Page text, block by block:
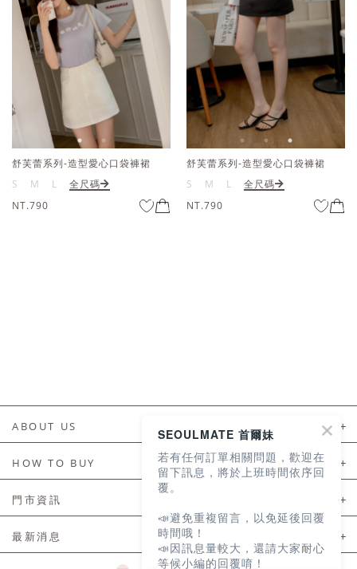
舒芙蕾系列-造型愛心口袋褲裙
S
M L
全尺碼
NT.790
舒芙蕾系列-造型愛心口袋褲裙
S
M L
全尺碼
NT.790
ABOUT US
HOW TO BUY
如何購買
會員常見問題
門市資訊
門市資訊
最新消息
LINE官方會員活動
SEOULMATE 首爾妹
若有任何訂單相關問題，歡迎在
留下訊息，將於上班時間依序回
覆。
📣避免重複留言，以免延後回覆
時間哦！
📣因訊息量較大，還請大家耐心
等候小編的回覆唷！